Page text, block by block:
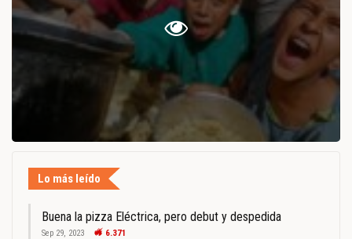
Lo más leído
Buena la pizza Eléctrica, pero debut y despedida
Sep 29, 2023 6.371